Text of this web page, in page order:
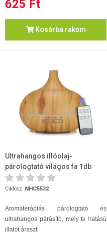
625 Ft
Kosárba rakom
Ultrahangos illóolaj-
párologtató világos fa 1db
Cikksz. NHC5532
Aromaterápiás párologtató és
ultrahangos párásító, mely fa hatású
illatot áraszt.